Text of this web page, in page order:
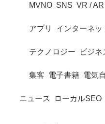
MVNO SNS VR / AR
アプリ インターネッ
テクノロジー ビジ
集客 電子書籍 電気
ニュース ローカルSEO